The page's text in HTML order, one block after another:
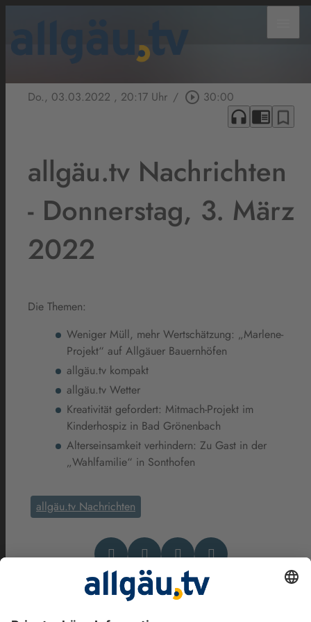
Do., 03.03.2022 , 20:17 Uhr / play_circle_outline 30:00
headphones chrome_reader_mode bookmark_border
allgäu.tv Nachrichten
- Donnerstag, 3. März
2022
Die Themen:
Weniger Müll, mehr Wertschätzung: „Marlene-
Projekt“ auf Allgäuer Bauernhöfen
allgäu.tv kompakt
allgäu.tv Wetter
Kreativität gefordert: Mitmach-Projekt im
Kinderhospiz in Bad Grönenbach
Alterseinsamkeit verhindern: Zu Gast in der
„Wahlfamilie“ in Sonthofen
allgäu.tv Nachrichten